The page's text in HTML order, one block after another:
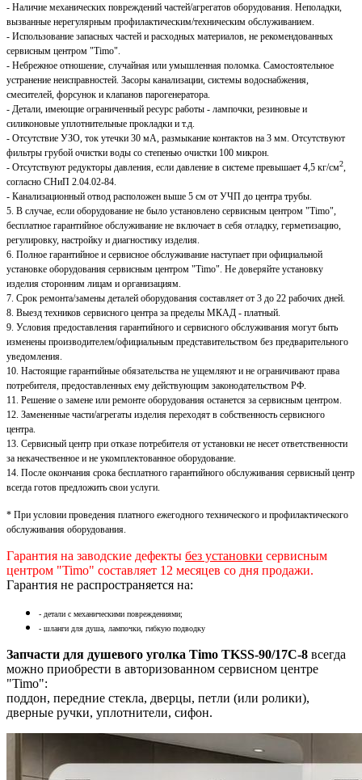
- Наличие механических повреждений частей/агрегатов оборудования. Неполадки,
вызванные нерегулярным профилактическим/техническим обслуживанием.
- Использование запасных частей и расходных материалов, не рекомендованных
сервисным центром "Timo".
- Небрежное отношение, случайная или умышленная поломка. Самостоятельное
устранение неисправностей. Засоры канализации, системы водоснабжения,
смесителей, форсунок и клапанов парогенератора.
- Детали, имеющие ограниченный ресурс работы - лампочки, резиновые и
силиконовые уплотнительные прокладки и т.д.
- Отсутствие УЗО, ток утечки 30 мА, размыкание контактов на 3 мм. Отсутствуют
фильтры грубой очистки воды со степенью очистки 100 микрон.
- Отсутствуют редукторы давления, если давление в системе превышает 4,5 кг/см2,
согласно СНиП 2.04.02-84.
- Канализационный отвод расположен выше 5 см от УЧП до центра трубы.
5. В случае, если оборудование не было установлено сервисным центром "Timo",
бесплатное гарантийное обслуживание не включает в себя отладку, герметизацию,
регулировку, настройку и диагностику изделия.
6. Полное гарантийное и сервисное обслуживание наступает при официальной
установке оборудования сервисным центром "Timo". Не доверяйте установку
изделия сторонним лицам и организациям.
7. Срок ремонта/замены деталей оборудования составляет от 3 до 22 рабочих дней.
8. Выезд техников сервисного центра за пределы МКАД - платный.
9. Условия предоставления гарантийного и сервисного обслуживания могут быть
изменены производителем/официальным представительством без предварительного
уведомления.
10. Настоящие гарантийные обязательства не ущемляют и не ограничивают права
потребителя, предоставленных ему действующим законодательством РФ.
11. Решение о замене или ремонте оборудования останется за сервисным центром.
12. Замененные части/агрегаты изделия переходят в собственность сервисного
центра.
13. Сервисный центр при отказе потребителя от установки не несет ответственности
за некачественное и не укомплектованное оборудование.
14. После окончания срока бесплатного гарантийного обслуживания сервисный центр
всегда готов предложить свои услуги.
* При условии проведения платного ежегодного технического и профилактического
обслуживания оборудования.
Гарантия на заводские дефекты без установки сервисным
центром "Timo" составляет 12 месяцев со дня продажи.
Гарантия не распространяется на:
- детали с механическими повреждениями;
- шланги для душа, лампочки, гибкую подводку
Запчасти для душевого уголка Timo TKSS-90/17C-8 всегда
можно приобрести в авторизованном сервисном центре
"Timo":
поддон, передние стекла, дверцы, петли (или ролики),
дверные ручки, уплотнители, сифон.